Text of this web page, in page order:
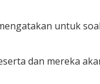
untuk
dan mereka